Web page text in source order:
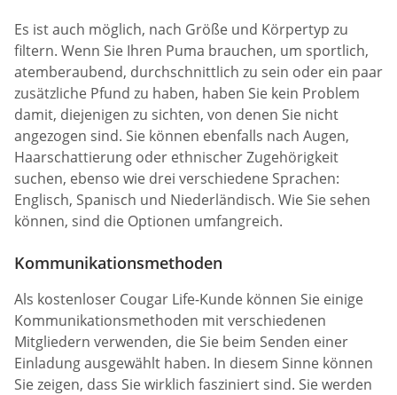
Es ist auch möglich, nach Größe und Körpertyp zu
filtern. Wenn Sie Ihren Puma brauchen, um sportlich,
atemberaubend, durchschnittlich zu sein oder ein paar
zusätzliche Pfund zu haben, haben Sie kein Problem
damit, diejenigen zu sichten, von denen Sie nicht
angezogen sind. Sie können ebenfalls nach Augen,
Haarschattierung oder ethnischer Zugehörigkeit
suchen, ebenso wie drei verschiedene Sprachen:
Englisch, Spanisch und Niederländisch. Wie Sie sehen
können, sind die Optionen umfangreich.
Kommunikationsmethoden
Als kostenloser Cougar Life-Kunde können Sie einige
Kommunikationsmethoden mit verschiedenen
Mitgliedern verwenden, die Sie beim Senden einer
Einladung ausgewählt haben. In diesem Sinne können
Sie zeigen, dass Sie wirklich fasziniert sind. Sie werden